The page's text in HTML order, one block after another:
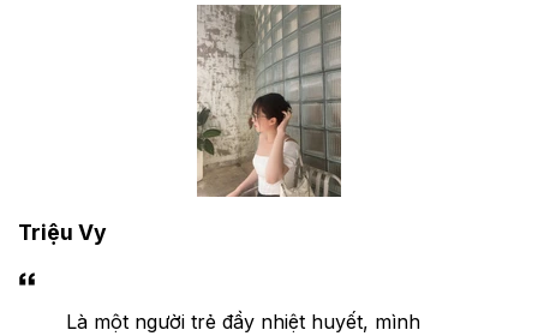
Triệu Vy
Là một người trẻ đầy nhiệt huyết, mình